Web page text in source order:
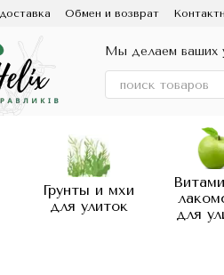
контентуОбмен и возврат
Мы делаем ваших
Грунты и мхи
для улиток
для